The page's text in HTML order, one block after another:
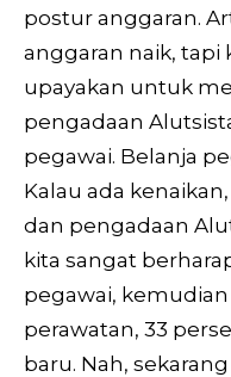
postur anggaran.
anggaran naik, tapi
upayakan untuk
pengadaan
pegawai. Belanja
Kalau ada
dan pengadaan
kita sangat
pegawai,
perawatan, 33
baru. Nah,